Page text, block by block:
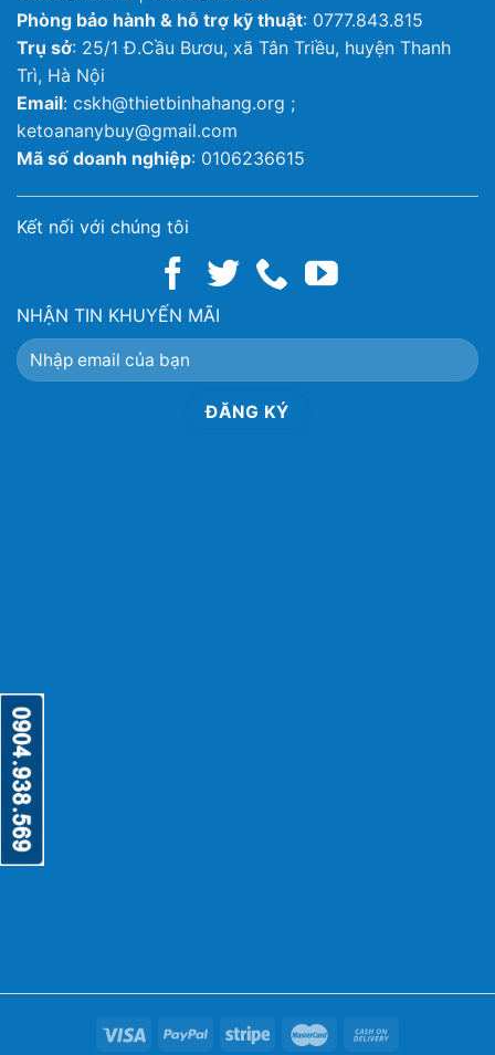
Phòng bảo hành & hỗ trợ kỹ thuật: 0777.843.815
Trụ sở: 25/1 Đ.Cầu Bươu, xã Tân Triều, huyện Thanh
Trì, Hà Nội
Email: cskh@thietbinhahang.org ;
ketoananybuy@gmail.com
Mã số doanh nghiệp: 0106236615
Kết nối với chúng tôi
NHẬN TIN KHUYẾN MÃI